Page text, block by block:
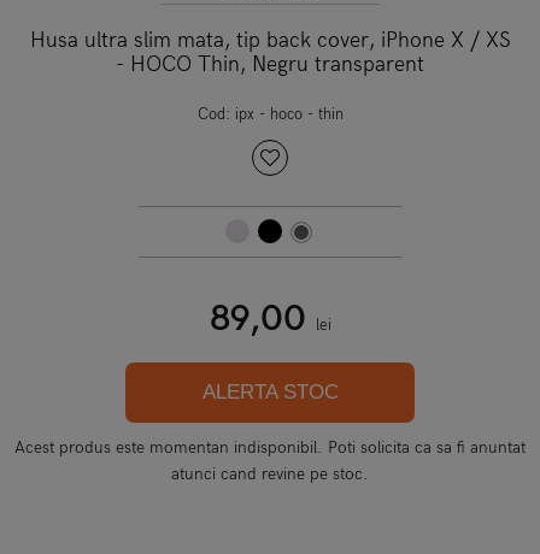
Husa ultra slim mata, tip back cover, iPhone X / XS
- HOCO Thin, Negru transparent
Cod: ipx - hoco - thin
89,00 lei
ALERTA STOC
Acest produs este momentan indisponibil. Poti solicita ca sa fi anuntat
atunci cand revine pe stoc.